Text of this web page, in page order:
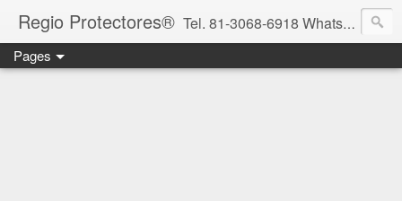
Regio Protectores® Tel. 81-3068-6918 WhatsApp 81-2636-2823 / 33-1145-3780 cotizacionregioprotectores@gmail.com / regioprotectores@gmail.com https://www.facebook.com/RegioProtectores/
Pages